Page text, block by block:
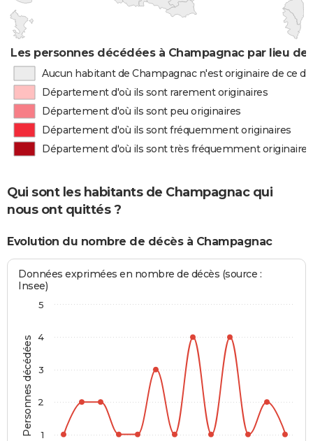
Les personnes décédées à Champagnac par lieu de
Aucun habitant de Champagnac n'est originaire de ce
Département d'où ils sont rarement originaires
Département d'où ils sont peu originaires
Département d'où ils sont fréquemment originaires
Département d'où ils sont très fréquemment originaires
Qui sont les habitants de Champagnac qui
nous ont quittés ?
Evolution du nombre de décès à Champagnac
Personnes décédées
Données exprimées en nombre de décès (source :
Insee)
1
2
3
4
5